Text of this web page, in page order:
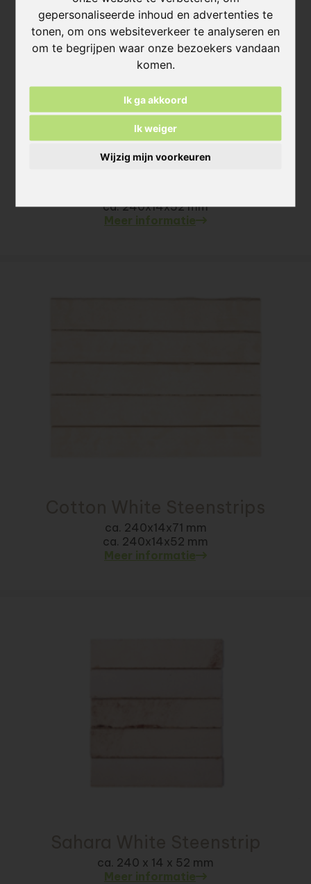
gepersonaliseerde inhoud en advertenties te
tonen, om ons websiteverkeer te analyseren en
om te begrijpen waar onze bezoekers vandaan
komen.
Ik ga akkoord
Ik weiger
Wijzig mijn voorkeuren
ca. 240x14x52 mm
Meer informatie
ca. 240x14x71 mm
ca. 240x14x52 mm
Meer informatie
ca. 240 x 14 x 52 mm
Meer informatie